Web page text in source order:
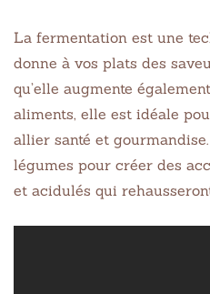
La fermentation est une
donne à vos plats des
qu’elle augmente
aliments, elle est idéale
allier santé et
légumes pour créer des
et acidulés qui